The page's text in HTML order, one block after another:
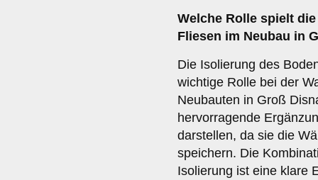
Welche Rolle spielt
Fliesen im Neubau in
Die Isolierung des
wichtige Rolle bei der
Neubauten in Groß
hervorragende
darstellen, da sie die
speichern. Die
Isolierung ist eine klare